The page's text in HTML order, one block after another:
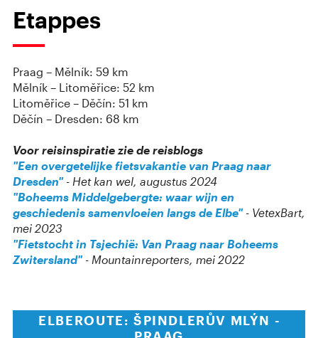
Etappes
Praag – Mělník: 59 km
Mělník – Litoměřice: 52 km
Litoměřice – Děčín: 51 km
Děčín – Dresden: 68 km
Voor reisinspiratie zie de reisblogs
"Een overgetelijke fietsvakantie van Praag naar
Dresden"- Het kan wel, augustus 2024
"Boheems Middelgebergte: waar wijn en
geschiedenis samenvloeien langs de Elbe"- VetexBart,
mei 2023
"Fietstocht in Tsjechië: Van Praag naar Boheems
Zwitersland"- Mountainreporters, mei 2022
ELBEROUTE: ŠPINDLERŮV MLÝN -